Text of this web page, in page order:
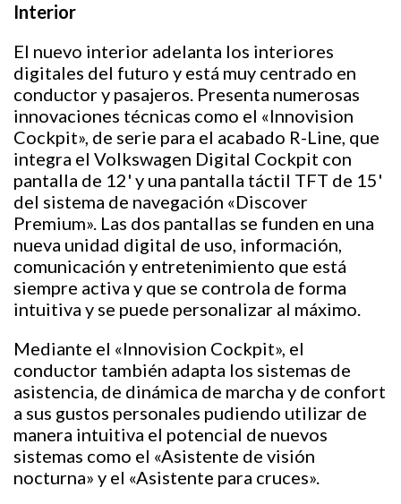
Interior
El nuevo interior adelanta los interiores
digitales del futuro y está muy centrado en
conductor y pasajeros. Presenta numerosas
innovaciones técnicas como el «Innovision
Cockpit», de serie para el acabado R-Line, que
integra el Volkswagen Digital Cockpit con
pantalla de 12' y una pantalla táctil TFT de 15'
del sistema de navegación «Discover
Premium». Las dos pantallas se funden en una
nueva unidad digital de uso, información,
comunicación y entretenimiento que está
siempre activa y que se controla de forma
intuitiva y se puede personalizar al máximo.
Mediante el «Innovision Cockpit», el
conductor también adapta los sistemas de
asistencia, de dinámica de marcha y de confort
a sus gustos personales pudiendo utilizar de
manera intuitiva el potencial de nuevos
sistemas como el «Asistente de visión
nocturna» y el «Asistente para cruces».